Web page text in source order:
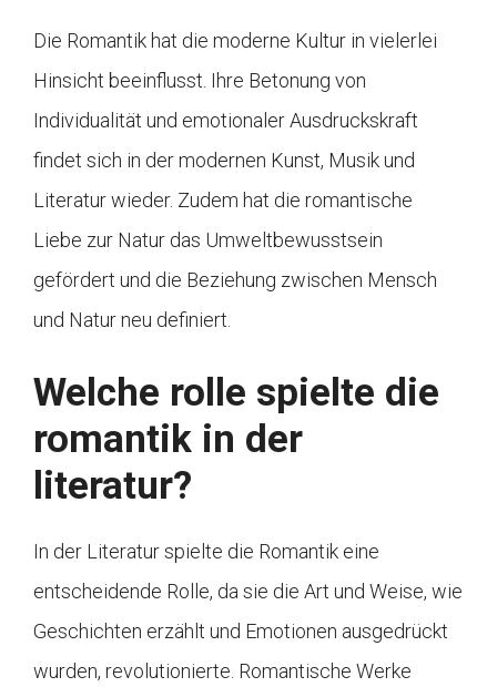
Die Romantik hat die moderne Kultur in vielerlei
Hinsicht beeinflusst. Ihre Betonung von
Individualität und emotionaler Ausdruckskraft
findet sich in der modernen Kunst, Musik und
Literatur wieder. Zudem hat die romantische
Liebe zur Natur das Umweltbewusstsein
gefördert und die Beziehung zwischen Mensch
und Natur neu definiert.
Welche rolle spielte die
romantik in der
literatur?
In der Literatur spielte die Romantik eine
entscheidende Rolle, da sie die Art und Weise, wie
Geschichten erzählt und Emotionen ausgedrückt
wurden, revolutionierte. Romantische Werke